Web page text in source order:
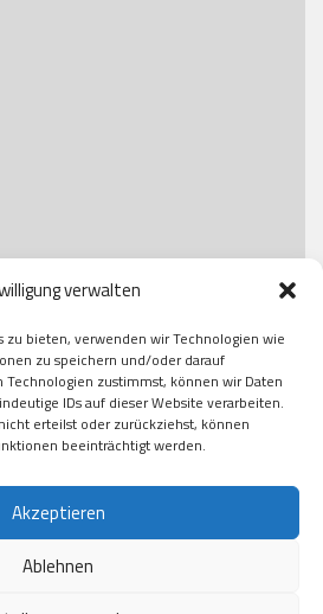
verwalten
zu bieten, verwenden wir Technologien wie
zu speichern und/oder darauf
zustimmst, können wir Daten
IDs auf dieser Website verarbeiten.
erteilst oder zurückziehst, können
beeinträchtigt werden.
Akzeptieren
Ablehnen